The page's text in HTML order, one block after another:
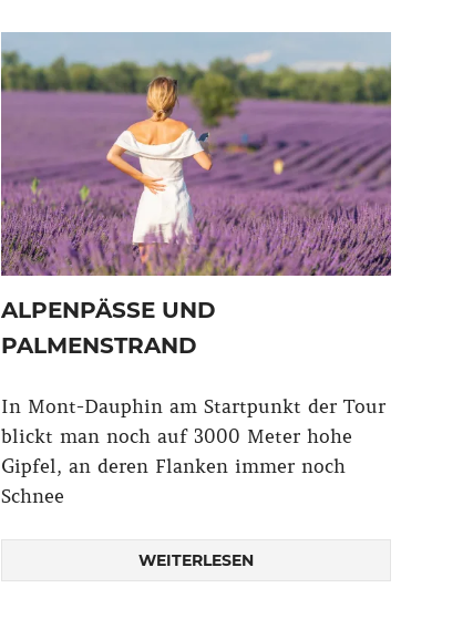
ALPENPÄSSE UND
PALMENSTRAND
In Mont-Dauphin am Startpunkt der Tour
blickt man noch auf 3000 Meter hohe
Gipfel, an deren Flanken immer noch
Schnee
WEITERLESEN